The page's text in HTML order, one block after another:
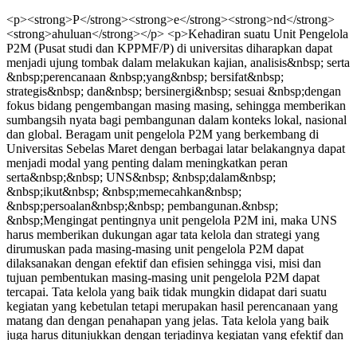
<p><strong>P</strong><strong>e</strong><strong>nd</strong>
<strong>ahuluan</strong></p> <p>Kehadiran suatu Unit Pengelola
P2M (Pusat studi dan KPPMF/P) di universitas diharapkan dapat
menjadi ujung tombak dalam melakukan kajian, analisis&nbsp; serta
&nbsp;perencanaan &nbsp;yang&nbsp; bersifat&nbsp;
strategis&nbsp; dan&nbsp; bersinergi&nbsp; sesuai &nbsp;dengan
fokus bidang pengembangan masing masing, sehingga memberikan
sumbangsih nyata bagi pembangunan dalam konteks lokal, nasional
dan global. Beragam unit pengelola P2M yang berkembang di
Universitas Sebelas Maret dengan berbagai latar belakangnya dapat
menjadi modal yang penting dalam meningkatkan peran
serta&nbsp;&nbsp; UNS&nbsp; &nbsp;dalam&nbsp;
&nbsp;ikut&nbsp; &nbsp;memecahkan&nbsp;
&nbsp;persoalan&nbsp;&nbsp; pembangunan.&nbsp;
&nbsp;Mengingat pentingnya unit pengelola P2M ini, maka UNS
harus memberikan dukungan agar tata kelola dan strategi yang
dirumuskan pada masing-masing unit pengelola P2M dapat
dilaksanakan dengan efektif dan efisien sehingga visi, misi dan
tujuan pembentukan masing-masing unit pengelola P2M dapat
tercapai. Tata kelola yang baik tidak mungkin didapat dari suatu
kegiatan yang kebetulan tetapi merupakan hasil perencanaan yang
matang dan dengan penahapan yang jelas. Tata kelola yang baik
juga harus ditunjukkan dengan terjadinya kegiatan yang efektif dan